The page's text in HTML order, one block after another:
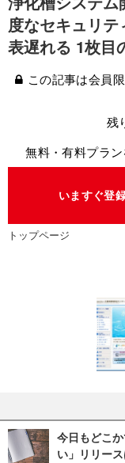
度なセキュリ
表遅れる 1枚目
この記事は会員
残
無料・有料プラ
いますぐ登
トップページ
今日もどこ
い」リリー